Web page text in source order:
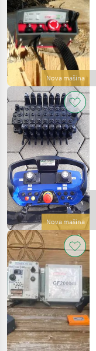
Nova mašina
Nova mašina